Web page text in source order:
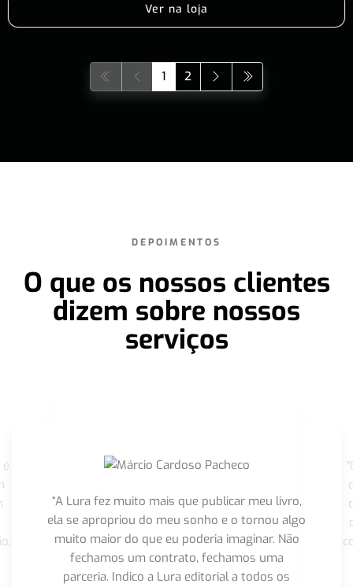
Ver na loja
1 2
DEPOIMENTOS
O que os nossos clientes
dizem sobre nossos
serviços
“A Lura fez muito mais que publicar meu livro,
ela se apropriou do meu sonho e o tornou algo
muito maior do que eu poderia imaginar. Não
fechamos um contrato, fechamos uma
parceria. Indico a Lura editorial a todos os